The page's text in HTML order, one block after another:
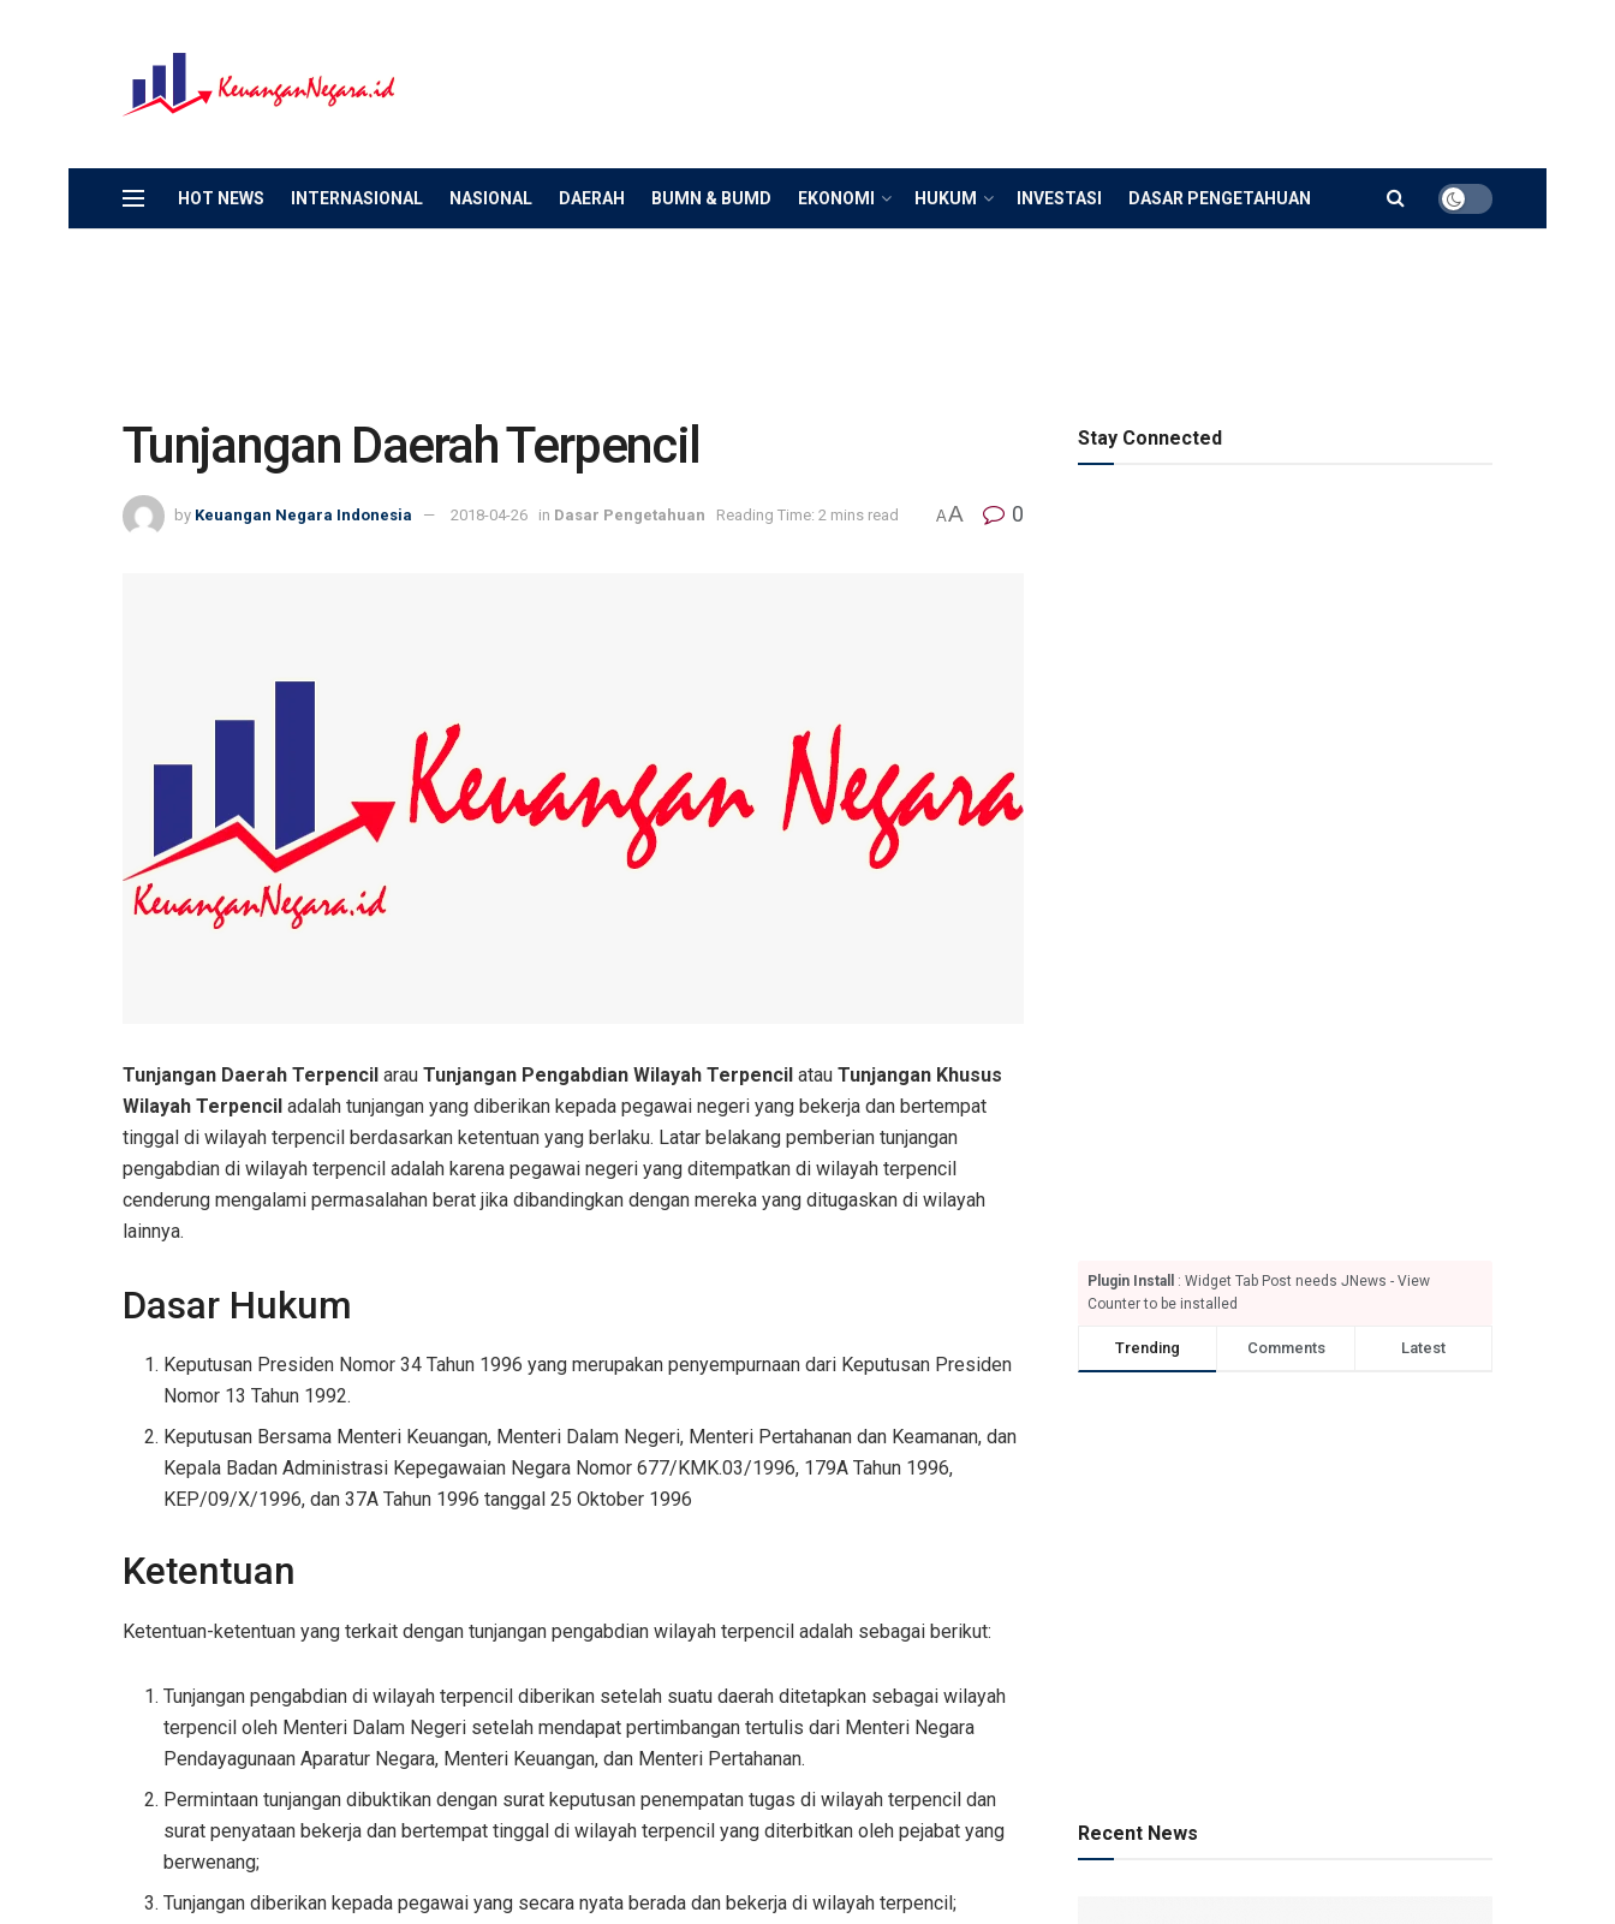
HOT NEWS INTERNASIONAL NASIONAL DAERAH BUMN & BUMD EKONOMI HUKUM INVESTASI DASAR PENGETAHUAN
Tunjangan Daerah Terpencil
by Keuangan Negara Indonesia 2018-04-26 in Dasar Pengetahuan Reading Time: 2 mins read AA 0
Tunjangan Daerah Terpencil arau Tunjangan Pengabdian Wilayah Terpencil atau Tunjangan Khusus
Wilayah Terpencil adalah tunjangan yang diberikan kepada pegawai negeri yang bekerja dan bertempat
tinggal di wilayah terpencil berdasarkan ketentuan yang berlaku. Latar belakang pemberian tunjangan
pengabdian di wilayah terpencil adalah karena pegawai negeri yang ditempatkan di wilayah terpencil
cenderung mengalami permasalahan berat jika dibandingkan dengan mereka yang ditugaskan di wilayah
lainnya.
Dasar Hukum
Keputusan Presiden Nomor 34 Tahun 1996 yang merupakan penyempurnaan dari Keputusan Presiden
Nomor 13 Tahun 1992.
Keputusan Bersama Menteri Keuangan, Menteri Dalam Negeri, Menteri Pertahanan dan Keamanan, dan
Kepala Badan Administrasi Kepegawaian Negara Nomor 677/KMK.03/1996, 179A Tahun 1996,
KEP/09/X/1996, dan 37A Tahun 1996 tanggal 25 Oktober 1996
Ketentuan
Ketentuan-ketentuan yang terkait dengan tunjangan pengabdian wilayah terpencil adalah sebagai berikut:
Tunjangan pengabdian di wilayah terpencil diberikan setelah suatu daerah ditetapkan sebagai wilayah
terpencil oleh Menteri Dalam Negeri setelah mendapat pertimbangan tertulis dari Menteri Negara
Pendayagunaan Aparatur Negara, Menteri Keuangan, dan Menteri Pertahanan.
Permintaan tunjangan dibuktikan dengan surat keputusan penempatan tugas di wilayah terpencil dan
surat penyataan bekerja dan bertempat tinggal di wilayah terpencil yang diterbitkan oleh pejabat yang
berwenang;
Tunjangan diberikan kepada pegawai yang secara nyata berada dan bekerja di wilayah terpencil;
Stay Connected
Plugin Install
: Widget Tab Post needs JNews - View
Counter to be installed
Trending Comments Latest
Recent News